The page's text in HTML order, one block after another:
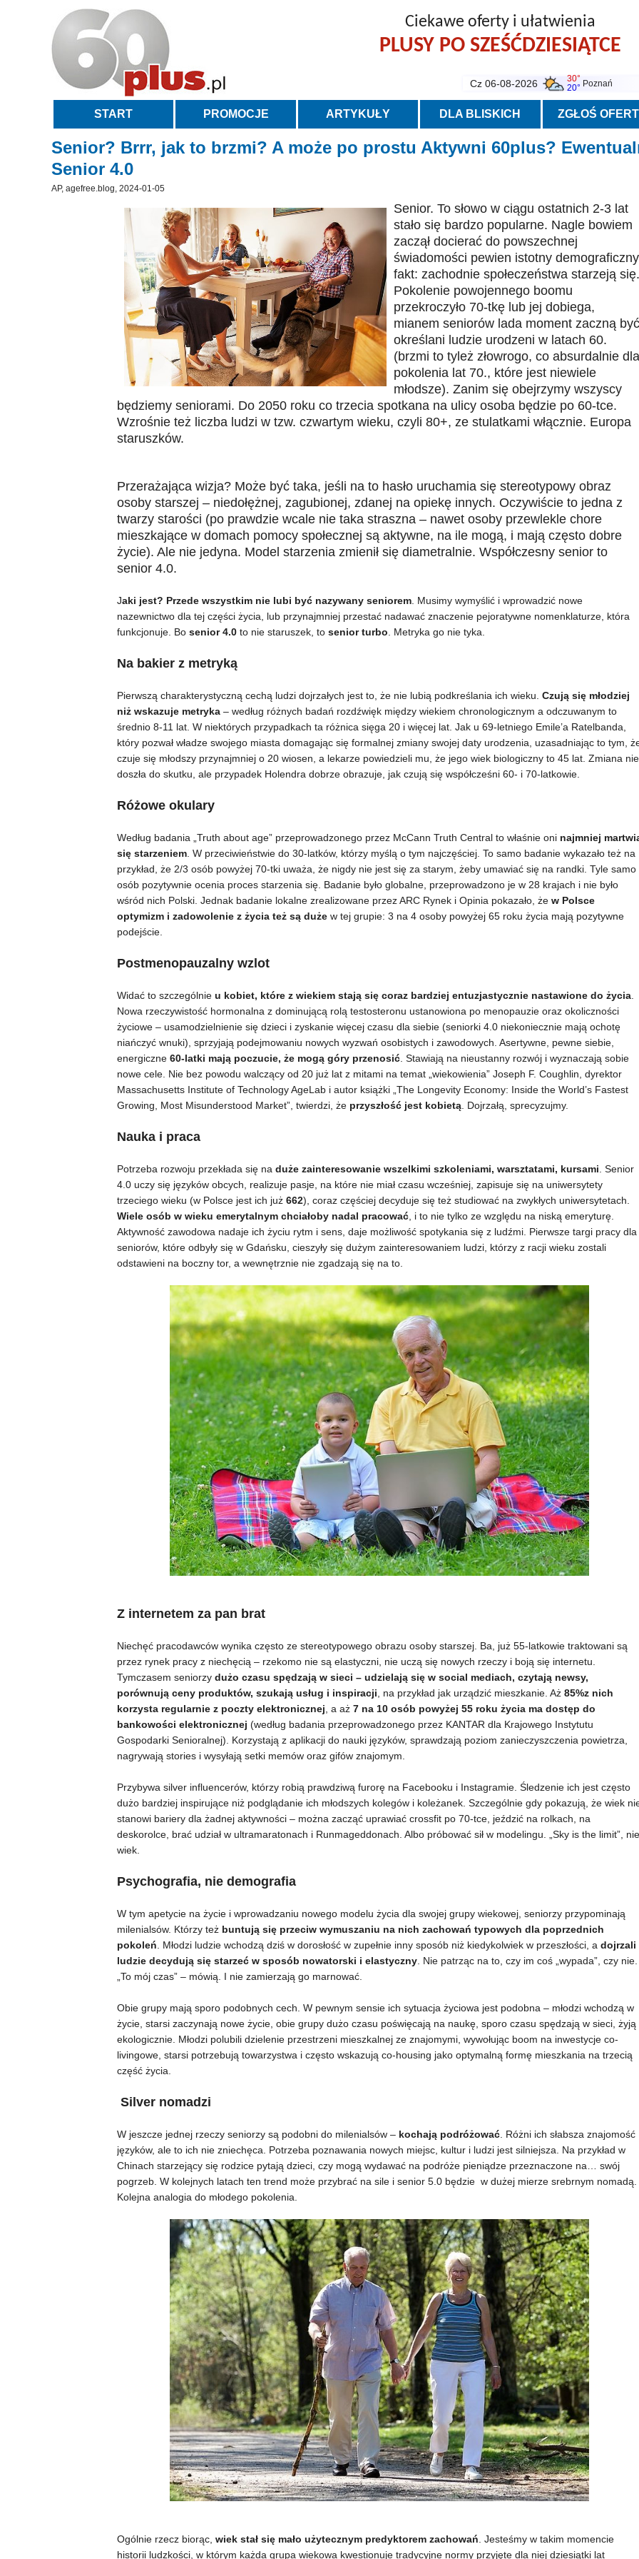
Ciekawe oferty i ułatwienia
PLUSY PO SZEŚĆDZIESIĄTCE
Cz 06-08-2026
30°
20° Poznań
START PROMOCJE ARTYKUŁY DLA BLISKICH ZGŁOŚ
Senior? Brrr, jak to brzmi? A może po prostu Aktywni 60plus?
Senior 4.0
AP, agefree.blog, 2024-01-05
Senior. To słowo w ciągu ostatnich 2-3 lat
stało się bardzo popularne. Nagle bowiem
zaczął docierać do powszechnej
świadomości pewien istotny demograficzny
fakt: zachodnie społeczeństwa starzeją się.
Pokolenie powojennego boomu
przekroczyło 70-tkę lub jej dobiega,
mianem seniorów lada moment zaczną być
określani ludzie urodzeni w latach 60.
(brzmi to tyleż złowrogo, co absurdalnie dla
pokolenia lat 70., które jest niewiele
młodsze). Zanim się obejrzymy wszyscy
będziemy seniorami. Do 2050 roku co trzecia spotkana na ulicy osoba będzie po 60-tce.
Wzrośnie też liczba ludzi w tzw. czwartym wieku, czyli 80+, ze stulatkami włącznie. Europa
staruszków.
Przerażająca wizja? Może być taka, jeśli na to hasło uruchamia się stereotypowy obraz
osoby starszej – niedołężnej, zagubionej, zdanej na opiekę innych. Oczywiście to jedna z
twarzy starości (po prawdzie wcale nie taka straszna – nawet osoby przewlekle chore
mieszkające w domach pomocy społecznej są aktywne, na ile mogą, i mają często dobre
życie). Ale nie jedyna. Model starzenia zmienił się diametralnie. Współczesny senior to
senior 4.0.
Jaki jest? Przede wszystkim nie lubi być nazywany seniorem . Musimy wymyślić i wprowadzić nowe
nazewnictwo dla tej części życia, lub przynajmniej przestać nadawać znaczenie pejoratywne nomenklaturze, która
funkcjonuje. Bo senior 4.0 to nie staruszek, to senior turbo . Metryka go nie tyka.
Na bakier z metryką
Pierwszą charakterystyczną cechą ludzi dojrzałych jest to, że nie lubią podkreślania ich wieku. Czują się młodziej
niż wskazuje metryka – według różnych badań rozdźwięk między wiekiem chronologicznym a odczuwanym to
średnio 8-11 lat. W niektórych przypadkach ta różnica sięga 20 i więcej lat. Jak u 69-letniego Emile’a Ratelbanda,
który pozwał władze swojego miasta domagając się formalnej zmiany swojej daty urodzenia, uzasadniając to tym,
czuje się młodszy przynajmniej o 20 wiosen, a lekarze powiedzieli mu, że jego wiek biologiczny to 45 lat. Zmiana nie
doszła do skutku, ale przypadek Holendra dobrze obrazuje, jak czują się współcześni 60- i 70-latkowie.
Różowe okulary
Według badania „Truth about age” przeprowadzonego przez McCann Truth Central to właśnie oni najmniej
się starzeniem . W przeciwieństwie do 30-latków, którzy myślą o tym najczęściej. To samo badanie wykazało też na
przykład, że 2/3 osób powyżej 70-tki uważa, że nigdy nie jest się za starym, żeby umawiać się na randki. Tyle samo
osób pozytywnie ocenia proces starzenia się. Badanie było globalne, przeprowadzono je w 28 krajach i nie było
wśród nich Polski. Jednak badanie lokalne zrealizowane przez ARC Rynek i Opinia pokazało, że w Polsce
optymizm i zadowolenie z życia też są duże w tej grupie: 3 na 4 osoby powyżej 65 roku życia mają pozytywne
podejście.
Postmenopauzalny wzlot
Widać to szczególnie u kobiet, które z wiekiem stają się coraz bardziej entuzjastycznie nastawione do życia
Nowa rzeczywistość hormonalna z dominującą rolą testosteronu ustanowiona po menopauzie oraz okoliczności
życiowe – usamodzielnienie się dzieci i zyskanie więcej czasu dla siebie (seniorki 4.0 niekoniecznie mają ochotę
niańczyć wnuki), sprzyjają podejmowaniu nowych wyzwań osobistych i zawodowych. Asertywne, pewne siebie,
energiczne 60-latki mają poczucie, że mogą góry przenosić . Stawiają na nieustanny rozwój i wyznaczają sobie
nowe cele. Nie bez powodu walczący od 20 już lat z mitami na temat „wiekowienia” Joseph F. Coughlin, dyrektor
Massachusetts Institute of Technology AgeLab i autor książki „The Longevity Economy: Inside the World’s Fastest
Growing, Most Misunderstood Market”, twierdzi, że przyszłość jest kobietą . Dojrzałą, sprecyzujmy.
Nauka i praca
Potrzeba rozwoju przekłada się na duże zainteresowanie wszelkimi szkoleniami, warsztatami, kursami . Senior
4.0 uczy się języków obcych, realizuje pasje, na które nie miał czasu wcześniej, zapisuje się na uniwersytety
trzeciego wieku (w Polsce jest ich już 662), coraz częściej decyduje się też studiować na zwykłych uniwersytetach.
Wiele osób w wieku emerytalnym chciałoby nadal pracować , i to nie tylko ze względu na niską emeryturę.
Aktywność zawodowa nadaje ich życiu rytm i sens, daje możliwość spotykania się z ludźmi. Pierwsze targi pracy dla
seniorów, które odbyły się w Gdańsku, cieszyły się dużym zainteresowaniem ludzi, którzy z racji wieku zostali
odstawieni na boczny tor, a wewnętrznie nie zgadzają się na to.
Z internetem za pan brat
Niechęć pracodawców wynika często ze stereotypowego obrazu osoby starszej. Ba, już 55-latkowie traktowani są
przez rynek pracy z niechęcią – rzekomo nie są elastyczni, nie uczą się nowych rzeczy i boją się internetu.
Tymczasem seniorzy dużo czasu spędzają w sieci – udzielają się w social mediach, czytają newsy,
porównują ceny produktów, szukają usług i inspiracji , na przykład jak urządzić mieszkanie. Aż 85%z nich
korzysta regularnie z poczty elektronicznej , a aż 7 na 10 osób powyżej 55 roku życia ma dostęp do
bankowości elektronicznej (według badania przeprowadzonego przez KANTAR dla Krajowego Instytutu
Gospodarki Senioralnej). Korzystają z aplikacji do nauki języków, sprawdzają poziom zanieczyszczenia powietrza,
nagrywają stories i wysyłają setki memów oraz gifów znajomym.
Przybywa silver influencerów, którzy robią prawdziwą furorę na Facebooku i Instagramie. Śledzenie ich jest często
dużo bardziej inspirujące niż podglądanie ich młodszych kolegów i koleżanek. Szczególnie gdy pokazują, że wiek
stanowi bariery dla żadnej aktywności – można zacząć uprawiać crossfit po 70-tce, jeździć na rolkach, na
deskorolce, brać udział w ultramaratonach i Runmageddonach. Albo próbować sił w modelingu. „Sky is the limit”, nie
wiek.
Psychografia, nie demografia
W tym apetycie na życie i wprowadzaniu nowego modelu życia dla swojej grupy wiekowej, seniorzy przypominają
milenialsów. Którzy też buntują się przeciw wymuszaniu na nich zachowań typowych dla poprzednich
pokoleń . Młodzi ludzie wchodzą dziś w dorosłość w zupełnie inny sposób niż kiedykolwiek w przeszłości, a dojrzali
ludzie decydują się starzeć w sposób nowatorski i elastyczny . Nie patrząc na to, czy im coś „wypada”, czy nie.
„To mój czas” – mówią. I nie zamierzają go marnować.
Obie grupy mają sporo podobnych cech. W pewnym sensie ich sytuacja życiowa jest podobna – młodzi wchodzą w
życie, starsi zaczynają nowe życie, obie grupy dużo czasu poświęcają na naukę, sporo czasu spędzają w sieci, żyją
ekologicznie. Młodzi polubili dzielenie przestrzeni mieszkalnej ze znajomymi, wywołując boom na inwestycje co-
livingowe, starsi potrzebują towarzystwa i często wskazują co-housing jako optymalną formę mieszkania na trzecią
część życia.
Silver nomadzi
W jeszcze jednej rzeczy seniorzy są podobni do milenialsów – kochają podróżować . Różni ich słabsza znajomość
języków, ale to ich nie zniechęca. Potrzeba poznawania nowych miejsc, kultur i ludzi jest silniejsza. Na przykład w
Chinach starzejący się rodzice pytają dzieci, czy mogą wydawać na podróże pieniądze przeznaczone na… swój
pogrzeb. W kolejnych latach ten trend może przybrać na sile i senior 5.0 będzie w dużej mierze srebrnym nomadą.
Kolejna analogia do młodego pokolenia.
Ogólnie rzecz biorąc, wiek stał się mało użytecznym predyktorem zachowań. Jesteśmy w takim momencie
historii ludzkości, w którym każda grupa wiekowa kwestionuje tradycyjne normy przyjęte dla niej dziesiątki lat